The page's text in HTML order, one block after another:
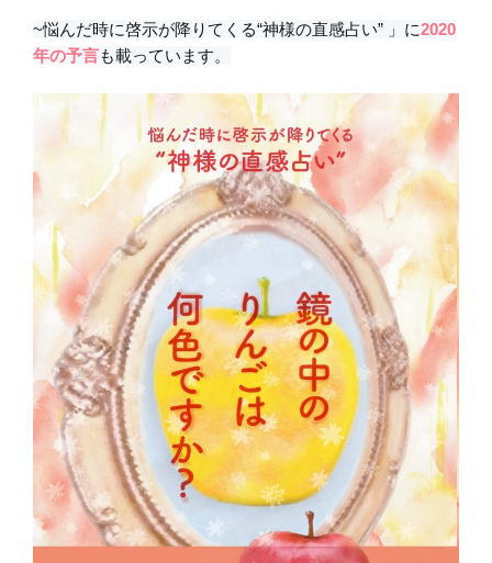
~悩んだ時に啓示が降りてくる“神様の直感占い” 」に2020
年の予言も載っています。